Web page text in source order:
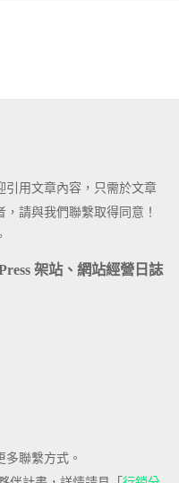
引用文章內容，只需於文章
請與我們聯繫取得同意！
架站、網站經營日誌
多聯繫方式。